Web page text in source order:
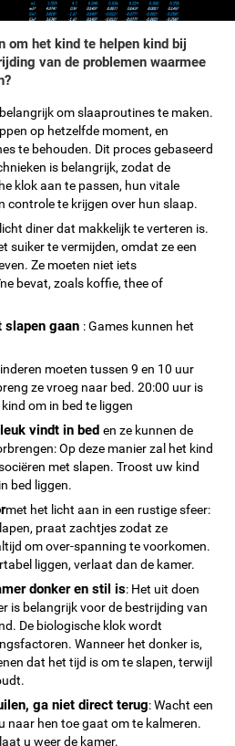
om het kind te helpen kind bij
van de problemen waarmee
om slaaproutines te maken.
op hetzelfde moment, en
te behouden. Dit proces gebaseerd
is belangrijk, zodat de
klok aan te passen, hun vitale
controle te krijgen over hun slaap.
diner dat makkelijk te verteren is.
suiker te vermijden, omdat ze een
Ze moeten niet iets
bevat, zoals koffie, thee of
slapen gaan : Games kunnen het
moeten tussen 9 en 10 uur
ze vroeg naar bed. 20:00 uur is
om in bed te liggen
vindt in beden ze kunnen de
Op deze manier zal het kind
met slapen. Troost uw kind
bed liggen.
met het licht aan in een rustige sfeer:
praat zachtjes zodat ze
om over-spanning te voorkomen.
liggen, verlaat dan de kamer.
donker en stil is: Het uit doen
is belangrijk voor de bestrijding van
De biologische klok wordt
Wanneer het donker is,
dat het tijd is om te slapen, terwijl
ga niet direct terug: Wacht een
naar hen toe gaat om te kalmeren.
u weer de kamer.